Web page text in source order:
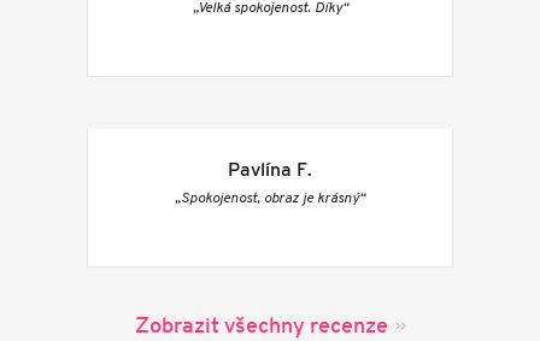
„Velká spokojenost. Díky“
Pavlína F.
„Spokojenost, obraz je krásný“
Zobrazit všechny recenze